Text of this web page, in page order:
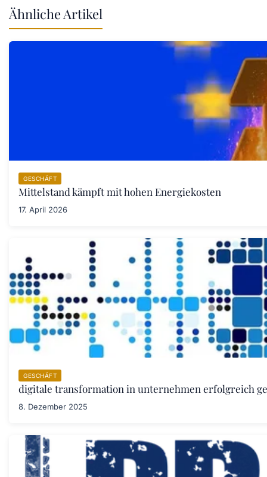
Ähnliche Artikel
GESCHÄFT
Mittelstand kämpft mit hohen Energiekosten
17. April 2026
GESCHÄFT
digitale transformation in unternehmen erfolgreich
8. Dezember 2025